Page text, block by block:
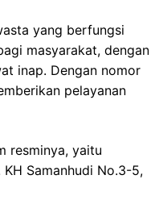
yang berfungsi
masyarakat, dengan
inap. Dengan nomor
pelayanan
resminya, yaitu
Samanhudi No.3-5,